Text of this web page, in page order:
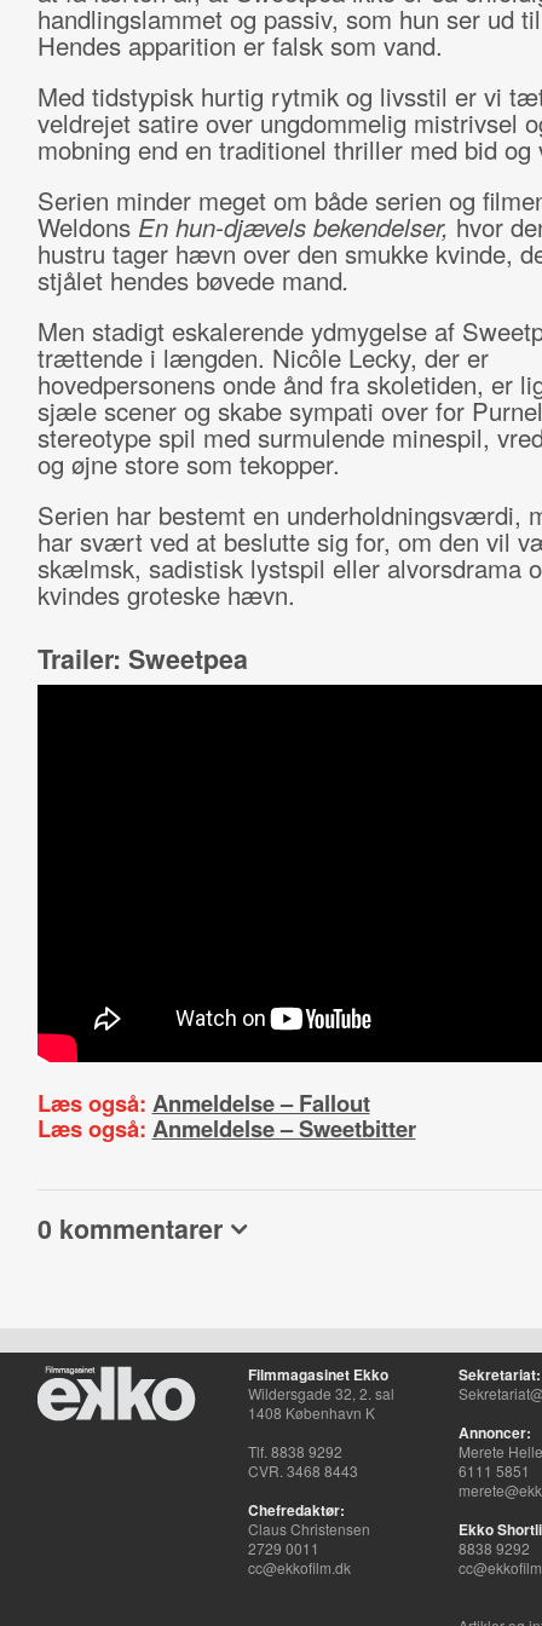
handlingslammet og passiv, som hun ser ud
Hendes apparition er falsk som vand.
Med tidstypisk hurtig rytmik og livsstil er vi
veldrejet satire over ungdommelig mistrivsel
mobning end en traditionel thriller med bid og
Serien minder meget om både serien og
Weldons En hun-djævels bekendelser, hvor
hustru tager hævn over den smukke kvinde,
stjålet hendes bøvede mand.
Men stadigt eskalerende ydmygelse af
trættende i længden. Nicôle Lecky, der er
hovedpersonens onde ånd fra skoletiden, er
sjæle scener og skabe sympati over for
stereotype spil med surmulende minespil,
og øjne store som tekopper.
Serien har bestemt en underholdningsværdi,
har svært ved at beslutte sig for, om den vil
skælmsk, sadistisk lystspil eller alvorsdrama
kvindes groteske hævn.
Trailer: Sweetpea
Læs også: Anmeldelse – Fallout
Læs også: Anmeldelse – Sweetbitter
0 kommentarer
Filmmagasinet Ekko
Wildersgade 32, 2. sal
1408 København K
Tlf. 8838 9292
CVR. 3468 8443
Chefredaktør:
Claus Christensen
2729 0011
cc@ekkofilm.dk
Sekretariat:
Annoncer:
Merete
6111 5851
Ekko
8838 9292